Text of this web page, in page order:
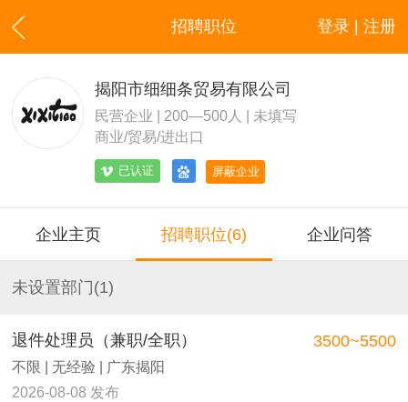
登录 | 注册
招聘职位
揭阳市细细条贸易有限公司
民营企业 | 200—500人 | 未填写
商业/贸易/进出口
已认证 屏蔽企业
企业主页 招聘职位(6) 企业问答
未设置部门(1)
退件处理员（兼职/全职）
不限 | 无经验 | 广东揭阳
2026-08-08 发布
3500~5500